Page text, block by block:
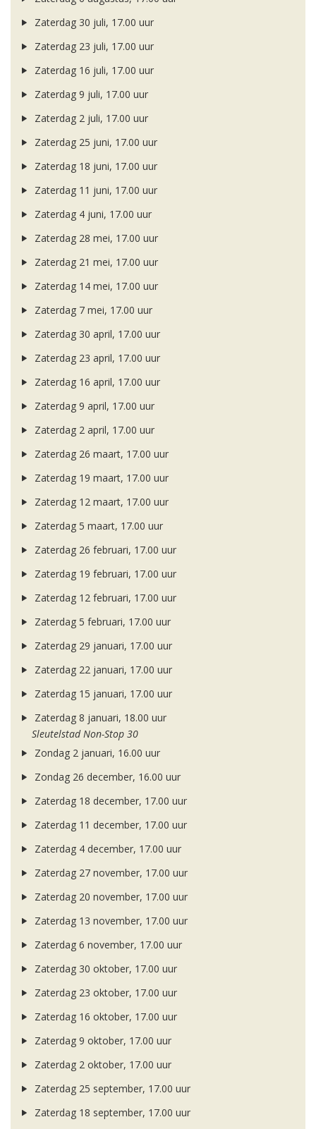
Zaterdag 30 juli, 17.00 uur
Zaterdag 23 juli, 17.00 uur
Zaterdag 16 juli, 17.00 uur
Zaterdag 9 juli, 17.00 uur
Zaterdag 2 juli, 17.00 uur
Zaterdag 25 juni, 17.00 uur
Zaterdag 18 juni, 17.00 uur
Zaterdag 11 juni, 17.00 uur
Zaterdag 4 juni, 17.00 uur
Zaterdag 28 mei, 17.00 uur
Zaterdag 21 mei, 17.00 uur
Zaterdag 14 mei, 17.00 uur
Zaterdag 7 mei, 17.00 uur
Zaterdag 30 april, 17.00 uur
Zaterdag 23 april, 17.00 uur
Zaterdag 16 april, 17.00 uur
Zaterdag 9 april, 17.00 uur
Zaterdag 2 april, 17.00 uur
Zaterdag 26 maart, 17.00 uur
Zaterdag 19 maart, 17.00 uur
Zaterdag 12 maart, 17.00 uur
Zaterdag 5 maart, 17.00 uur
Zaterdag 26 februari, 17.00 uur
Zaterdag 19 februari, 17.00 uur
Zaterdag 12 februari, 17.00 uur
Zaterdag 5 februari, 17.00 uur
Zaterdag 29 januari, 17.00 uur
Zaterdag 22 januari, 17.00 uur
Zaterdag 15 januari, 17.00 uur
Zaterdag 8 januari, 18.00 uur
Sleutelstad Non-Stop 30
Zondag 2 januari, 16.00 uur
Zondag 26 december, 16.00 uur
Zaterdag 18 december, 17.00 uur
Zaterdag 11 december, 17.00 uur
Zaterdag 4 december, 17.00 uur
Zaterdag 27 november, 17.00 uur
Zaterdag 20 november, 17.00 uur
Zaterdag 13 november, 17.00 uur
Zaterdag 6 november, 17.00 uur
Zaterdag 30 oktober, 17.00 uur
Zaterdag 23 oktober, 17.00 uur
Zaterdag 16 oktober, 17.00 uur
Zaterdag 9 oktober, 17.00 uur
Zaterdag 2 oktober, 17.00 uur
Zaterdag 25 september, 17.00 uur
Zaterdag 18 september, 17.00 uur